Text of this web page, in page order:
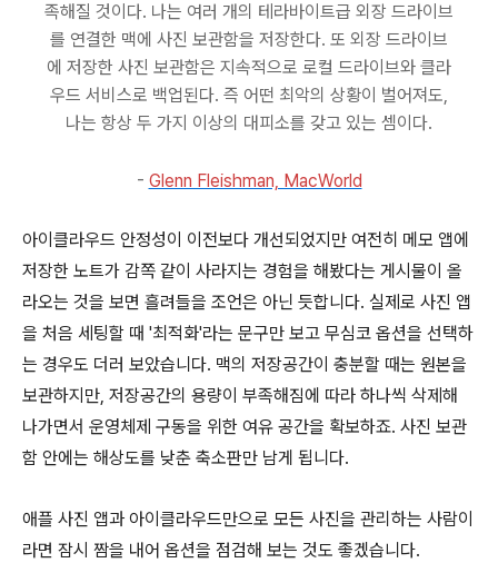
족해질 것이다. 나는 여러 개의 테라바이트급 외장 드라이브
를 연결한 맥에 사진 보관함을 저장한다. 또 외장 드라이브
에 저장한 사진 보관함은 지속적으로 로컬 드라이브와 클라
우드 서비스로 백업된다. 즉 어떤 최악의 상황이 벌어져도,
나는 항상 두 가지 이상의 대피소를 갖고 있는 셈이다.
- Glenn Fleishman, MacWorld
아이클라우드 안정성이 이전보다 개선되었지만 여전히 메모 앱에
저장한 노트가 감쪽 같이 사라지는 경험을 해봤다는 게시물이 올
라오는 것을 보면 흘려들을 조언은 아닌 듯합니다. 실제로 사진 앱
을 처음 세팅할 때 '최적화'라는 문구만 보고 무심코 옵션을 선택하
는 경우도 더러 보았습니다. 맥의 저장공간이 충분할 때는 원본을
보관하지만, 저장공간의 용량이 부족해짐에 따라 하나씩 삭제해
나가면서 운영체제 구동을 위한 여유 공간을 확보하죠. 사진 보관
함 안에는 해상도를 낮춘 축소판만 남게 됩니다.
애플 사진 앱과 아이클라우드만으로 모든 사진을 관리하는 사람이
라면 잠시 짬을 내어 옵션을 점검해 보는 것도 좋겠습니다.